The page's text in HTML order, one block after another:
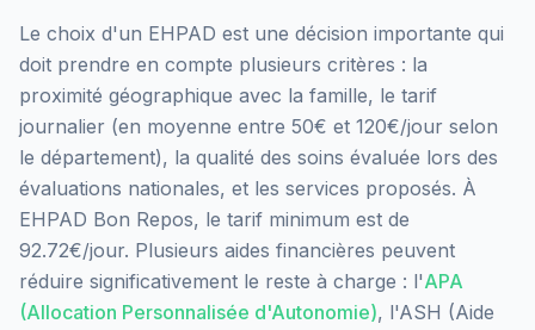
Le choix d'un EHPAD est une décision importante qui
doit prendre en compte plusieurs critères : la
proximité géographique avec la famille, le tarif
journalier (en moyenne entre 50€ et 120€/jour selon
le département), la qualité des soins évaluée lors des
évaluations nationales, et les services proposés. À
EHPAD Bon Repos, le tarif minimum est de
92.72€/jour. Plusieurs aides financières peuvent
réduire significativement le reste à charge : l'APA
(Allocation Personnalisée d'Autonomie), l'ASH (Aide